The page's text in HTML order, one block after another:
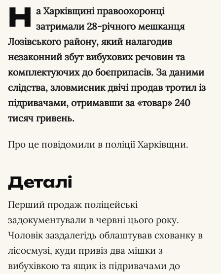
Н а Харківщині правоохоронці
затримали 28-річного мешканця
Лозівського району, який налагодив
незаконний збут вибухових речовин та
комплектуючих до боєприпасів. За даними
слідства, зловмисник двічі продав тротил із
підривачами, отримавши за «товар» 240
тисяч гривень.
Про це повідомили в поліції Харківщни.
Деталі
Перший продаж поліцейські
задокументували в червні цього року.
Чоловік заздалегідь облаштував схованку в
лісосмузі, куди привіз два мішки з
вибухівкою та ящик із підривачами до